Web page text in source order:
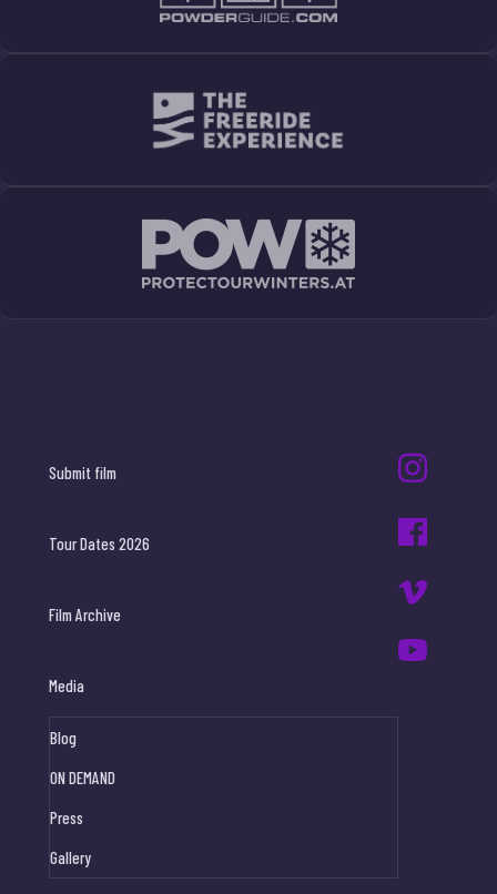
Submit film
Tour Dates 2026
Film Archive
Media
Blog
ON DEMAND
Press
Gallery